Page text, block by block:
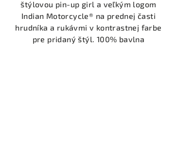
štýlovou pin-up girl a veľkým logom
Indian Motorcycle® na prednej časti
hrudníka a rukávmi v kontrastnej farbe
pre pridaný štýl. 100% bavlna